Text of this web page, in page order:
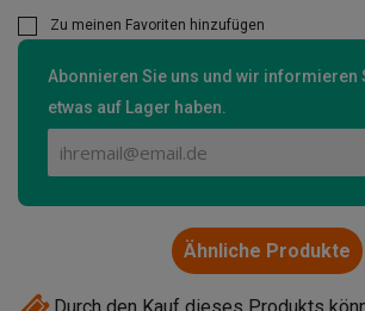
Zu meinen Favoriten hinzufügen
Abonnieren Sie uns und wir informieren
etwas auf Lager haben.
Ähnliche Produkte